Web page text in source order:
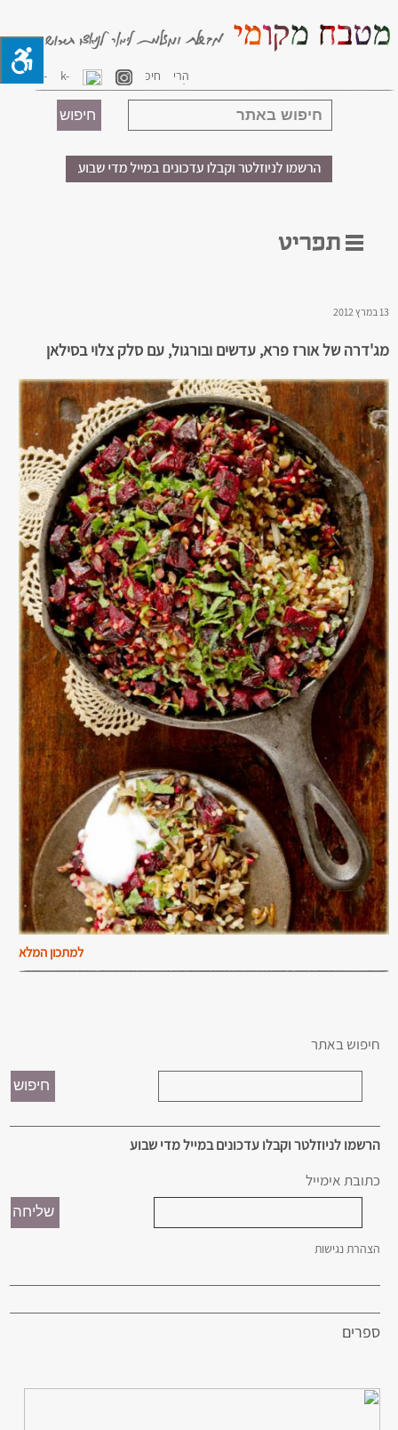
13 במרץ 2012
מג'דרה של אורז פרא, עדשים ובורגול, עם סלק צלוי בסילאן
למתכון המלא
חיפוש באתר
הרשמו לניוזלטר וקבלו עדכונים במייל מדי שבוע
כתובת אימייל
הצהרת נגישות
ספרים